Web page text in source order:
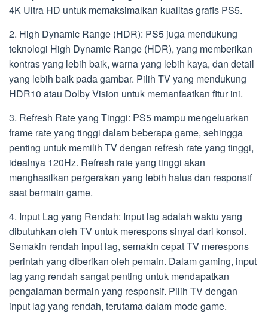
4K Ultra HD untuk memaksimalkan kualitas grafis PS5.
2. High Dynamic Range (HDR): PS5 juga mendukung
teknologi High Dynamic Range (HDR), yang memberikan
kontras yang lebih baik, warna yang lebih kaya, dan detail
yang lebih baik pada gambar. Pilih TV yang mendukung
HDR10 atau Dolby Vision untuk memanfaatkan fitur ini.
3. Refresh Rate yang Tinggi: PS5 mampu mengeluarkan
frame rate yang tinggi dalam beberapa game, sehingga
penting untuk memilih TV dengan refresh rate yang tinggi,
idealnya 120Hz. Refresh rate yang tinggi akan
menghasilkan pergerakan yang lebih halus dan responsif
saat bermain game.
4. Input Lag yang Rendah: Input lag adalah waktu yang
dibutuhkan oleh TV untuk merespons sinyal dari konsol.
Semakin rendah input lag, semakin cepat TV merespons
perintah yang diberikan oleh pemain. Dalam gaming, input
lag yang rendah sangat penting untuk mendapatkan
pengalaman bermain yang responsif. Pilih TV dengan
input lag yang rendah, terutama dalam mode game.